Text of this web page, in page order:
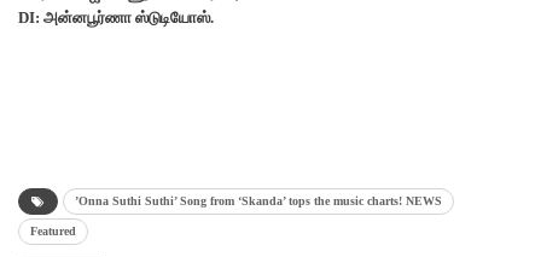
DI: அன்னபூர்ணா ஸ்டுடியோஸ்.
’Onna Suthi Suthi’ Song from ‘Skanda’ tops the music charts! NEWS
Featured